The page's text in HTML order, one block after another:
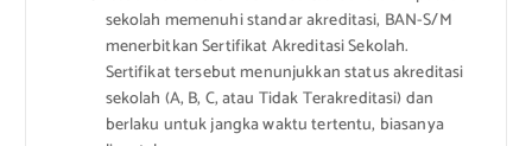
sekolah memenuhi standar akreditasi, BAN-S/M
menerbitkan Sertifikat Akreditasi Sekolah.
Sertifikat tersebut menunjukkan status akreditasi
sekolah (A, B, C, atau Tidak Terakreditasi) dan
berlaku untuk jangka waktu tertentu, biasanya